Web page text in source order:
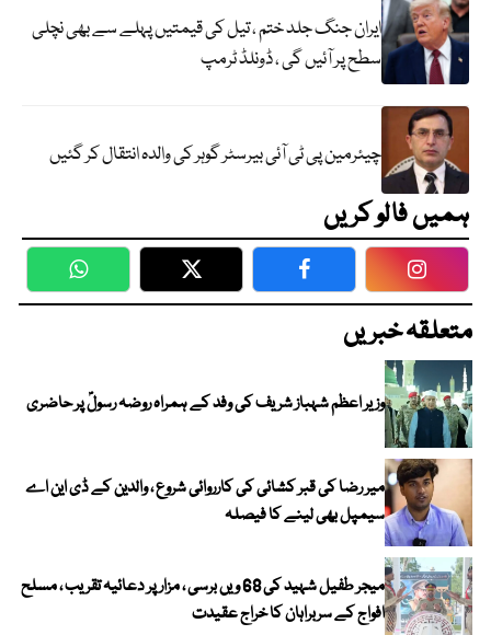
ایران جنگ جلد ختم ، تیل کی قیمتیں پہلے سے بھی نچلی
سطح پر آئیں گی ، ڈونلڈ ٹرمپ
چیئرمین پی ٹی آئی بیرسٹر گوہر کی والدہ انتقال کر گئیں
ہمیں فالو کریں
WhatsApp Twitter Facebook
متعلقہ خبریں
وزیر اعظم شہباز شریف کی وفد کے ہمراہ روضہ رسولؐ پر حاضری
میر رضا کی قبر کشائی کی کارروائی شروع ، والدین کے ڈی این اے
سیمپل بھی لینے کا فیصلہ
میجر طفیل شہید کی 68 ویں برسی ، مزار پر دعائیہ تقریب ، مسلح
افواج کے سربراہان کا خراج عقیدت